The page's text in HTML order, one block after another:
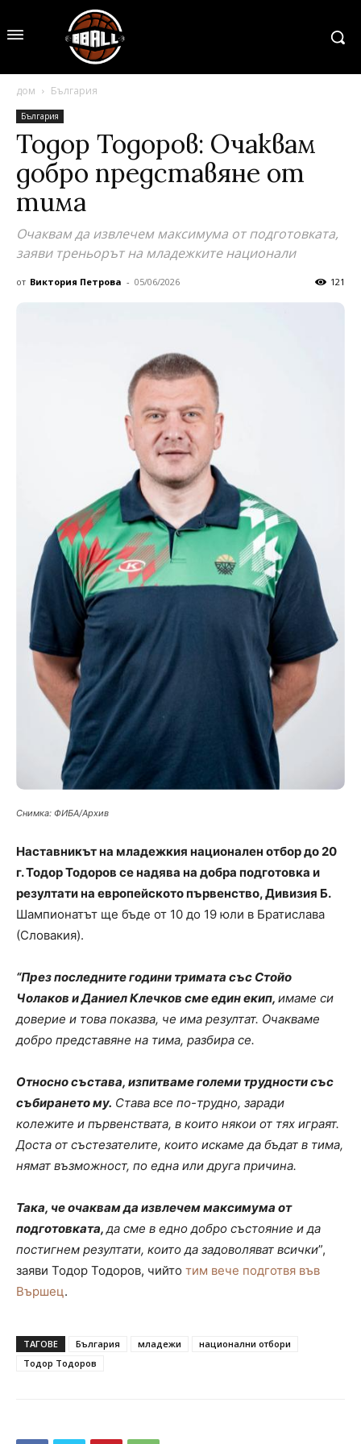
дом България
България
Toдор Тодоров: Очаквам
добро представяне от
тима
Очаквам да извлечем максимума от подготовката,
заяви треньорът на младежките национали
от Виктория Петрова - 05/06/2026 121
Снимка: ФИБА/Архив
Наставникът на младежкия национален отбор до 20
г. Тодор Тодоров се надява на добра подготовка и
резултати на европейското първенство, Дивизия Б.
Шампионатът ще бъде от 10 до 19 юли в Братислава
(Словакия).
“През последните години тримата със Стойо
Чолаков и Даниел Клечков сме един екип, имаме си
доверие и това показва, че има резултат. Очакваме
добро представяне на тима, разбира се.
Относно състава, изпитваме големи трудности със
събирането му. Става все по-трудно, заради
колежите и първенствата, в които някои от тях играят.
Доста от състезателите, които искаме да бъдат в тима,
нямат възможност, по една или друга причина.
Така, че очаквам да извлечем максимума от
подготовката,да сме в едно добро състояние и да
постигнем резултати, които да задоволяват всички”,
заяви Тодор Тодоров, чийто тим вече подготвя във
Вършец.
ТАГОВЕ България младежи
национални отбори
Тодор Тодоров